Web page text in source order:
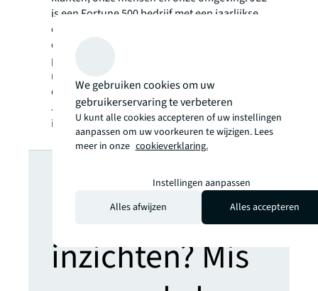
is een Fortune 500 bedrijf met een jaarlijkse
omzet van 19,4 miljard, activiteiten in meer
dan 80 landen en een wereldwijd
personeelsbestand van bijna 98.000
medewerkers per 31 december 2021. JLL is
de merknaam en een geregistreerd merk van
Jones Lang LaSalle Incorporated. Voor meer
informatie kijk op onze website:jll.com .
Op zoek naar
meer
inzichten? Mis
We gebruiken cookies om uw
gebruikerservaring te verbeteren
U kunt alle cookies accepteren of uw instellingen
aanpassen om uw voorkeuren te wijzigen. Lees
meer in onze cookieverklaring.
Instellingen aanpassen
Alles afwijzen
Alles accepteren